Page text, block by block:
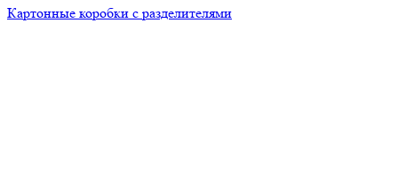
Картонные коробки с разделителями